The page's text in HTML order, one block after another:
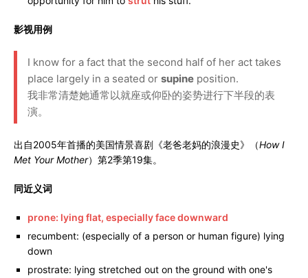
影视用例
I know for a fact that the second half of her act takes
place largely in a seated or supine position.
我非常清楚她通常以就座或仰卧的姿势进行下半段的表
演。
出自2005年首播的美国情景喜剧《老爸老妈的浪漫史》（How I
Met Your Mother）第2季第19集。
同近义词
prone: lying flat, especially face downward
recumbent: (especially of a person or human figure) lying
down
prostrate: lying stretched out on the ground with one's